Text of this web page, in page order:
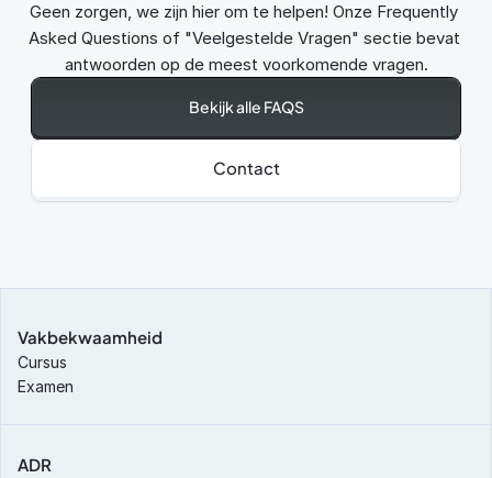
Geen zorgen, we zijn hier om te helpen! Onze Frequently
Asked Questions of "Veelgestelde Vragen" sectie bevat
antwoorden op de meest voorkomende vragen.
Bekijk alle FAQS
Contact
Vakbekwaamheid
Cursus
Examen
ADR